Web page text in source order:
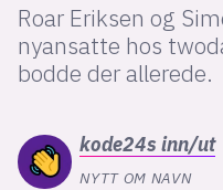
Roar Eriksen og
nyansatte hos
bodde der allerede.
kode24s inn/ut
NYTT OM NAVN
annonsepriser
annonseguide
Bli firmapartner